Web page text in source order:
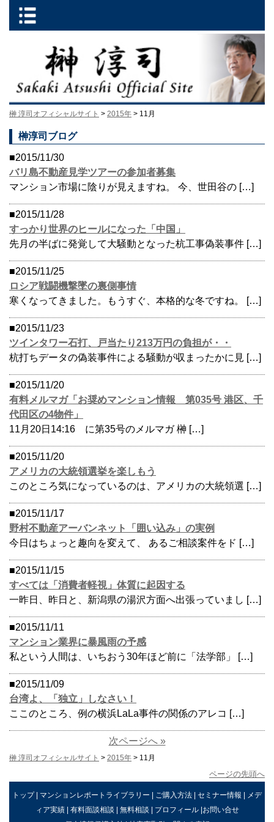
榊 淳司オフィシャルサイト > 2015年 > 11月
榊淳司ブログ
■2015/11/30
バリ島不動産見学ツアーの参加者募集
マンション市場に陰りが見えますね。 今、世田谷の […]
■2015/11/28
すっかり世界のヒールになった「中国」
先月の半ばに発覚して大騒動となった杭工事偽装事件 […]
■2015/11/25
ロシア戦闘機撃墜の裏側事情
寒くなってきました。もうすぐ、本格的な冬ですね。 […]
■2015/11/23
ツインタワー石打、戸当たり213万円の負担が・・
杭打ちデータの偽装事件による騒動が収まったかに見 […]
■2015/11/20
有料メルマガ「お奨めマンション情報 第035号 港区、千
代田区の4物件」
11月20日14:16 に第35号のメルマガ 榊 […]
■2015/11/20
アメリカの大統領選挙を楽しもう
このところ気になっているのは、アメリカの大統領選 […]
■2015/11/17
野村不動産アーバンネット「囲い込み」の実例
今日はちょっと趣向を変えて、 あるご相談案件をド […]
■2015/11/15
すべては「消費者軽視」体質に起因する
一昨日、昨日と、新潟県の湯沢方面へ出張っていまし […]
■2015/11/11
マンション業界に暴風雨の予感
私という人間は、いちおう30年ほど前に「法学部」 […]
■2015/11/09
台湾よ、「独立」しなさい！
ここのところ、例の横浜LaLa事件の関係のアレコ […]
次ページへ »
榊 淳司オフィシャルサイト > 2015年 > 11月
ページの先頭へ
トップ| マンションレポートライブラリー | ご購入方法 | セミナー情報 | メデ
ィア実績| 有料面談相談 | 無料相談 | プロフィール|お問い合せ